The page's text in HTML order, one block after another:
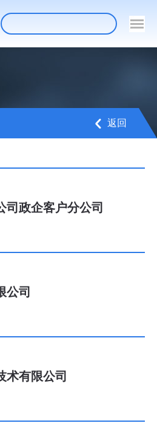
返回
司政企客户分公司
公司
术有限公司